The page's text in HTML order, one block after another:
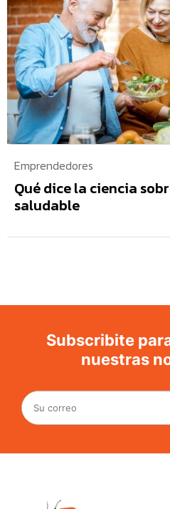
Emprendedores
Qué dice la ciencia
saludable
Subscribite
nuestras